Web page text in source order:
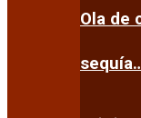
Ola de